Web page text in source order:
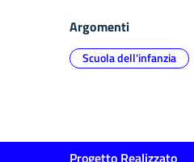
Argomenti
Scuola dell'infanzia
Progetto Realizzato